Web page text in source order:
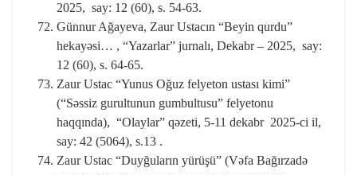
2025, say: 12 (60), s. 54-63.
Günnur Ağayeva, Zaur Ustacın “Beyin qurdu”
hekayəsi… , “Yazarlar” jurnalı, Dekabr – 2025, say:
12 (60), s. 64-65.
Zaur Ustac “Yunus Oğuz felyeton ustası kimi”
(“Səssiz gurultunun gumbultusu” felyetonu
haqqında), “Olaylar” qəzeti, 5-11 dekabr 2025-ci il,
say: 42 (5064), s.13 .
Zaur Ustac “Duyğuların yürüşü” (Vəfa Bağırzadə